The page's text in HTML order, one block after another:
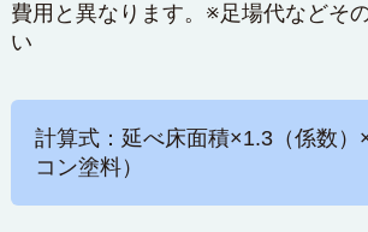
費用と異なります。※足場代などそ
い
計算式：延べ床面積×1.3（係数）
コン塗料）